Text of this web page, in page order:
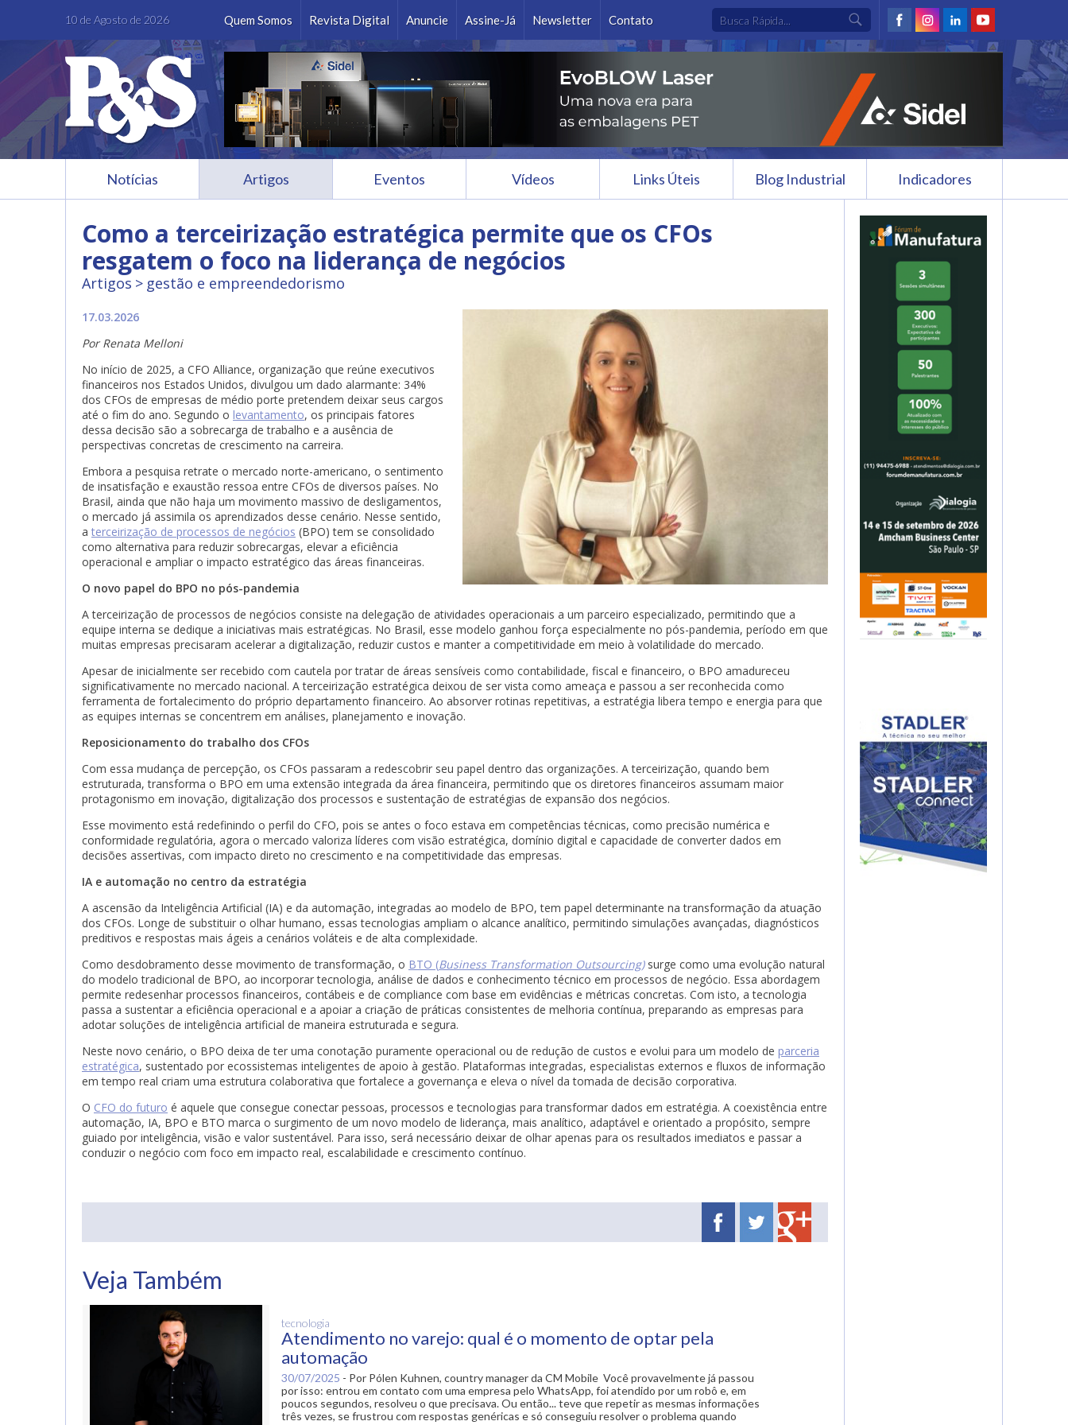
10 de Agosto de 2026 Quem Somos Revista Digital Anuncie Assine-Já Newsletter Contato
Ok
FacebookInstagramLinkedIn
Notícias Artigos Eventos Vídeos Links Úteis Blog Industrial Indicadores
Como a terceirização estratégica permite que os CFOs
resgatem o foco na liderança de negócios
Artigos gestão e empreendedorismo
17.03.2026
Por Renata Melloni
No início de 2025, a CFO Alliance, organização que reúne executivos
financeiros nos Estados Unidos, divulgou um dado alarmante: 34%
dos CFOs de empresas de médio porte pretendem deixar seus cargos
até o fim do ano. Segundo o levantamento, os principais fatores
dessa decisão são a sobrecarga de trabalho e a ausência de
perspectivas concretas de crescimento na carreira.
Embora a pesquisa retrate o mercado norte-americano, o sentimento
de insatisfação e exaustão ressoa entre CFOs de diversos países. No
Brasil, ainda que não haja um movimento massivo de desligamentos,
o mercado já assimila os aprendizados desse cenário. Nesse sentido,
a terceirização de processos de negócios (BPO) tem se consolidado
como alternativa para reduzir sobrecargas, elevar a eficiência
operacional e ampliar o impacto estratégico das áreas financeiras.
O novo papel do BPO no pós-pandemia
A terceirização de processos de negócios consiste na delegação de atividades operacionais a um parceiro especializado, permitindo que a
equipe interna se dedique a iniciativas mais estratégicas. No Brasil, esse modelo ganhou força especialmente no pós-pandemia, período em que
muitas empresas precisaram acelerar a digitalização, reduzir custos e manter a competitividade em meio à volatilidade do mercado.
Apesar de inicialmente ser recebido com cautela por tratar de áreas sensíveis como contabilidade, fiscal e financeiro, o BPO amadureceu
significativamente no mercado nacional. A terceirização estratégica deixou de ser vista como ameaça e passou a ser reconhecida como
ferramenta de fortalecimento do próprio departamento financeiro. Ao absorver rotinas repetitivas, a estratégia libera tempo e energia para que
as equipes internas se concentrem em análises, planejamento e inovação.
Reposicionamento do trabalho dos CFOs
Com essa mudança de percepção, os CFOs passaram a redescobrir seu papel dentro das organizações. A terceirização, quando bem
estruturada, transforma o BPO em uma extensão integrada da área financeira, permitindo que os diretores financeiros assumam maior
protagonismo em inovação, digitalização dos processos e sustentação de estratégias de expansão dos negócios.
Esse movimento está redefinindo o perfil do CFO, pois se antes o foco estava em competências técnicas, como precisão numérica e
conformidade regulatória, agora o mercado valoriza líderes com visão estratégica, domínio digital e capacidade de converter dados em
decisões assertivas, com impacto direto no crescimento e na competitividade das empresas.
IA e automação no centro da estratégia
A ascensão da Inteligência Artificial (IA) e da automação, integradas ao modelo de BPO, tem papel determinante na transformação da atuação
dos CFOs. Longe de substituir o olhar humano, essas tecnologias ampliam o alcance analítico, permitindo simulações avançadas, diagnósticos
preditivos e respostas mais ágeis a cenários voláteis e de alta complexidade.
Como desdobramento desse movimento de transformação, o BTO (Business Transformation Outsourcing)surge como uma evolução natural
do modelo tradicional de BPO, ao incorporar tecnologia, análise de dados e conhecimento técnico em processos de negócio. Essa abordagem
permite redesenhar processos financeiros, contábeis e de compliance com base em evidências e métricas concretas. Com isto, a tecnologia
passa a sustentar a eficiência operacional e a apoiar a criação de práticas consistentes de melhoria contínua, preparando as empresas para
adotar soluções de inteligência artificial de maneira estruturada e segura.
Neste novo cenário, o BPO deixa de ter uma conotação puramente operacional ou de redução de custos e evolui para um modelo de parceria
estratégica, sustentado por ecossistemas inteligentes de apoio à gestão. Plataformas integradas, especialistas externos e fluxos de informação
em tempo real criam uma estrutura colaborativa que fortalece a governança e eleva o nível da tomada de decisão corporativa.
O CFO do futuro é aquele que consegue conectar pessoas, processos e tecnologias para transformar dados em estratégia. A coexistência entre
automação, IA, BPO e BTO marca o surgimento de um novo modelo de liderança, mais analítico, adaptável e orientado a propósito, sempre
guiado por inteligência, visão e valor sustentável. Para isso, será necessário deixar de olhar apenas para os resultados imediatos e passar a
conduzir o negócio com foco em impacto real, escalabilidade e crescimento contínuo.
Veja Também
tecnologia
Atendimento no varejo: qual é o momento de optar pela
automação
30/07/2025 - Por Pólen Kuhnen, country manager da CM Mobile Você provavelmente já passou
por isso: entrou em contato com uma empresa pelo WhatsApp, foi atendido por um robô e, em
poucos segundos, resolveu o que precisava. Ou então... teve que repetir as mesmas informações
três vezes, se frustrou com respostas genéricas e só conseguiu resolver o problema quando